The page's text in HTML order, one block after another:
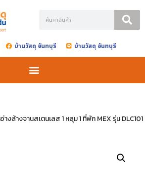
บ้านวัสดุ จันทบุรี บ้านวัสดุ จันทบุรี
อ่างล้างจานสเตนเลส 1 หลุม 1 ที่พัก MEX รุ่น DLC101